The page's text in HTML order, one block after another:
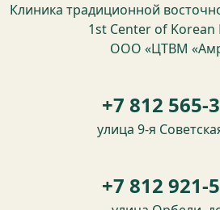
Клиника традиционной
1st Center of Korean
ООО «ЦТВМ
+7 812 565-
улица 9-я
+7 812 921-